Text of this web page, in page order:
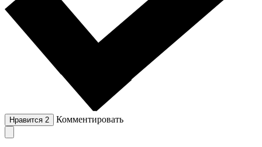
Нравится 2 Комментировать